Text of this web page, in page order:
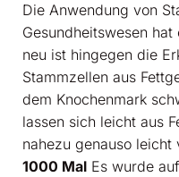
Die Anwendung von
Gesundheitswesen
neu ist hingegen die
Stammzellen aus
dem Knochenmark
lassen sich leicht aus
nahezu genauso
1000 Mal Es wurde